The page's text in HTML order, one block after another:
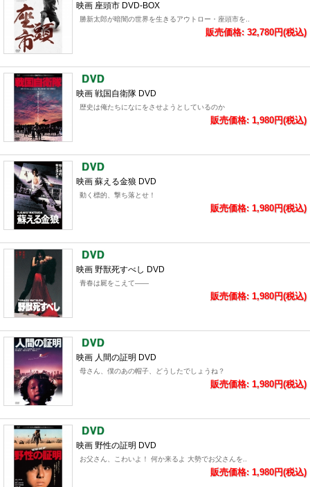
映画 座頭市 DVD-BOX
勝新太郎が暗闇の世界を生きるアウトロー・座頭市を..
販売価格: 32,780円(税込)
映画 戦国自衛隊 DVD
歴史は俺たちになにをさせようとしているのか
販売価格: 1,980円(税込)
映画 蘇える金狼 DVD
動く標的、撃ち落とせ！
販売価格: 1,980円(税込)
映画 野獣死すべし DVD
青春は屍をこえて――
販売価格: 1,980円(税込)
映画 人間の証明 DVD
母さん、僕のあの帽子、どうしたでしょうね？
販売価格: 1,980円(税込)
映画 野性の証明 DVD
お父さん、こわいよ！ 何か来るよ 大勢でお父さんを..
販売価格: 1,980円(税込)